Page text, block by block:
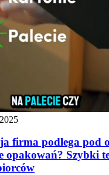
firma podlega pod
opakowań? Szybki